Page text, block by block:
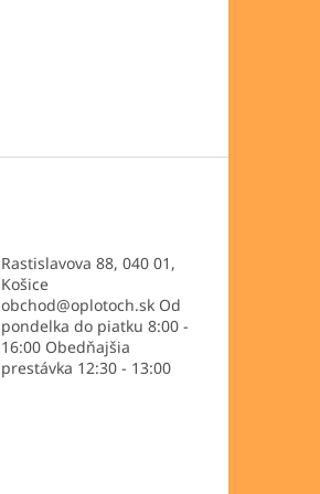
Rastislavova 88, 040 01,
Košice
obchod@oplotoch.sk Od
pondelka do piatku 8:00 -
16:00 Obedňajšia
prestávka 12:30 - 13:00